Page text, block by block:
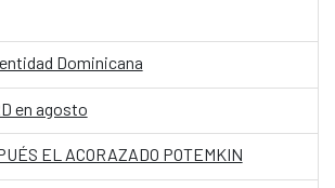
Dominicana
en agosto
EL ACORAZADO POTEMKIN